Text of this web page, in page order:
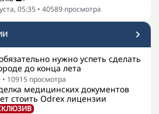
05:35 • 40589 просмотра
нужно успеть сделать
до конца лета
• 10915 просмотра
медицинских документов
стоить Odrex лицензии